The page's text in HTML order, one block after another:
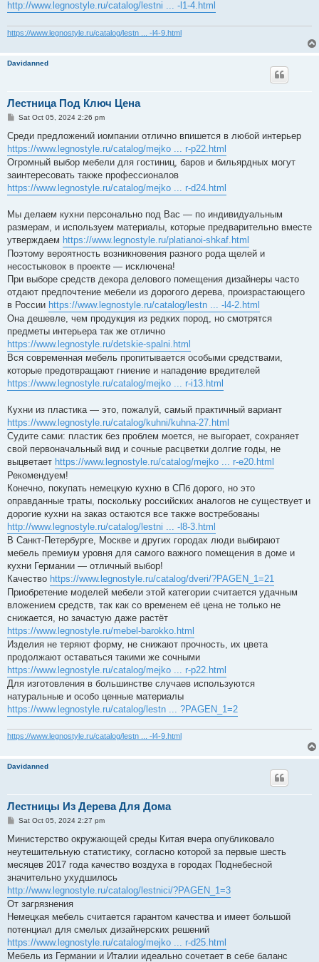
http://www.legnostyle.ru/catalog/lestni ... -l1-4.html
https://www.legnostyle.ru/catalog/lestn ... -l4-9.html
Davidanned
Лестница Под Ключ Цена
P
s
Sat Oct 05, 2024 2:26 pm
Среди предложений иомпании отлично впишется в любой интерьер
https://www.legnostyle.ru/catalog/mejko ... r-p22.html
Огромный выбор мебели для гостиниц, баров и бильярдных могут
заинтересовать также профессионалов
https://www.legnostyle.ru/catalog/mejko ... r-d24.html
Мы делаем кухни персонально под Вас — по индивидуальным
размерам, и используем материалы, которые предварительно вместе
утверждаем https://www.legnostyle.ru/platianoi-shkaf.html
Поэтому вероятность возникновения разного рода щелей и
несостыковок в проекте — исключена!
При выборе средств декора делового помещения дизайнеры часто
отдают предпочтение мебели из дорогого дерева, произрастающего
в России https://www.legnostyle.ru/catalog/lestn ... -l4-2.html
Она дешевле, чем продукция из редких пород, но смотрятся
предметы интерьера так же отлично
https://www.legnostyle.ru/detskie-spalni.html
Вся современная мебель пропитывается особыми средствами,
которые предотвращают гниение и нападение вредителей
https://www.legnostyle.ru/catalog/mejko ... r-i13.html
Кухни из пластика — это, пожалуй, самый практичный вариант
https://www.legnostyle.ru/catalog/kuhni/kuhna-27.html
Судите сами: пластик без проблем моется, не выгорает, сохраняет
свой первоначальный вид и сочные расцветки долгие годы, не
выцветает https://www.legnostyle.ru/catalog/mejko ... r-e20.html
Рекомендуем!
Конечно, покупать немецкую кухню в СПб дорого, но это
оправданные траты, поскольку российских аналогов не существует и
дорогие кухни на заказ остаются все также востребованы
http://www.legnostyle.ru/catalog/lestni ... -l8-3.html
В Санкт-Петербурге, Москве и других городах люди выбирают
мебель премиум уровня для самого важного помещения в доме и
кухни Германии — отличный выбор!
Качество https://www.legnostyle.ru/catalog/dveri/?PAGEN_1=21
Приобретение моделей мебели этой категории считается удачным
вложением средств, так как со временем её цена не только не
снижается, но зачастую даже растёт
https://www.legnostyle.ru/mebel-barokko.html
Изделия не теряют форму, не снижают прочность, их цвета
продолжают оставаться такими же сочными
https://www.legnostyle.ru/catalog/mejko ... r-p22.html
Для изготовления в большинстве случаев используются
натуральные и особо ценные материалы
https://www.legnostyle.ru/catalog/lestn ... ?PAGEN_1=2
https://www.legnostyle.ru/catalog/lestn ... -l4-9.html
Davidanned
Лестницы Из Дерева Для Дома
P
s
Sat Oct 05, 2024 2:27 pm
Министерство окружающей среды Китая вчера опубликовало
неутешительную статистику, согласно которой за первые шесть
месяцев 2017 года качество воздуха в городах Поднебесной
значительно ухудшилось
http://www.legnostyle.ru/catalog/lestnici/?PAGEN_1=3
От загрязнения
Немецкая мебель считается гарантом качества и имеет большой
потенциал для смелых дизайнерских решений
https://www.legnostyle.ru/catalog/mejko ... r-d25.html
Мебель из Германии и Италии идеально сочетает в себе баланс